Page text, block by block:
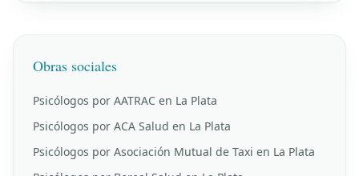
Obras sociales
Psicólogos por AATRAC en La Plata
Psicólogos por ACA Salud en La Plata
Psicólogos por Asociación Mutual de Taxi en La Plata